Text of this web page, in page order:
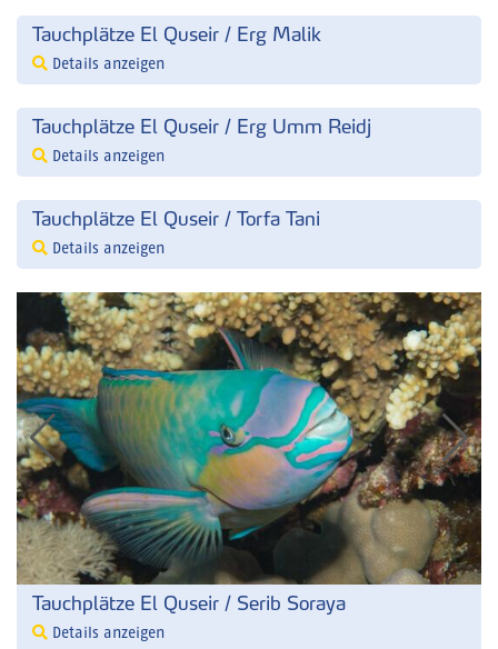
Tauchplätze El Quseir / Erg Malik
Details anzeigen
Tauchplätze El Quseir / Erg Umm Reidj
Details anzeigen
Tauchplätze El Quseir / Torfa Tani
Details anzeigen
Tauchplätze El Quseir / Serib Soraya
Details anzeigen